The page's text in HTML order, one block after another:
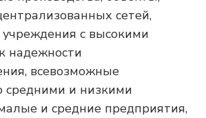
сетей,
с высокими
надежности
всевозможные
средними и низкими
и средние предприятия,